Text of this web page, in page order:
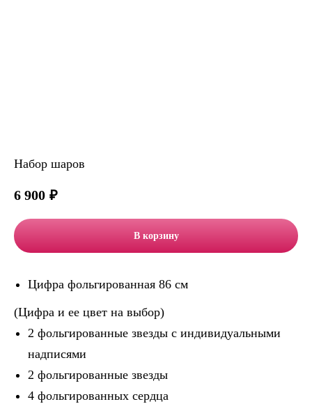
Набор шаров
6 900 ₽
В корзину
Цифра фольгированная 86 см
(Цифра и ее цвет на выбор)
2 фольгированные звезды с индивидуальными
надписями
2 фольгированные звезды
4 фольгированных сердца